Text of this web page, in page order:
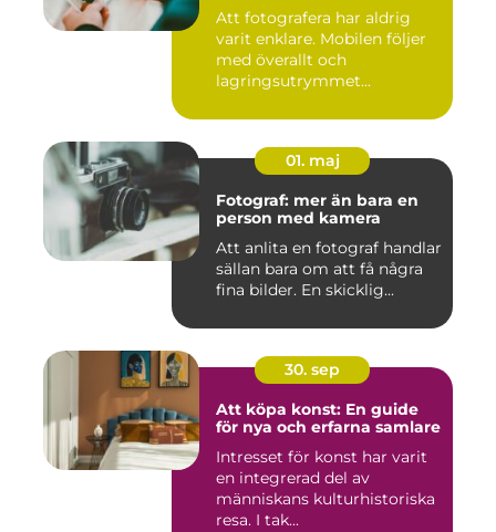
Att fotografera har aldrig
varit enklare. Mobilen följer
med överallt och
lagringsutrymmet...
01. maj
Fotograf: mer än bara en
person med kamera
Att anlita en fotograf handlar
sällan bara om att få några
fina bilder. En skicklig...
30. sep
Att köpa konst: En guide
för nya och erfarna samlare
Intresset för konst har varit
en integrerad del av
människans kulturhistoriska
resa. I tak...